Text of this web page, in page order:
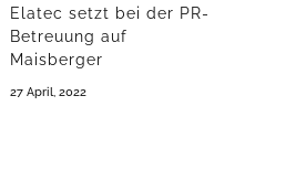
Elatec setzt bei der PR-
Betreuung auf
Maisberger
27 April, 2022